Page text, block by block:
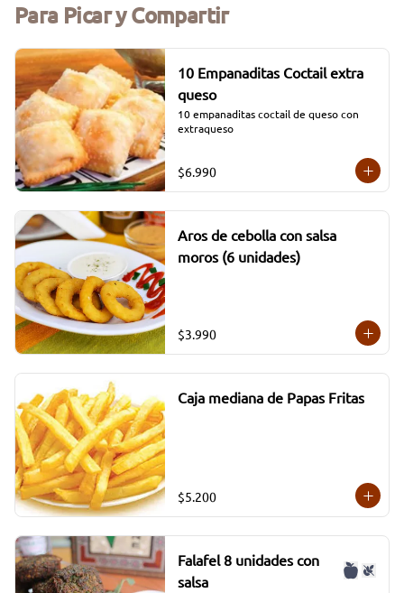
Para Picar y Compartir
10 Empanaditas Coctail extra
queso
10 empanaditas coctail de queso con
extraqueso
$6.990
Aros de cebolla con salsa
moros (6 unidades)
$3.990
Caja mediana de Papas Fritas
$5.200
Falafel 8 unidades con
salsa